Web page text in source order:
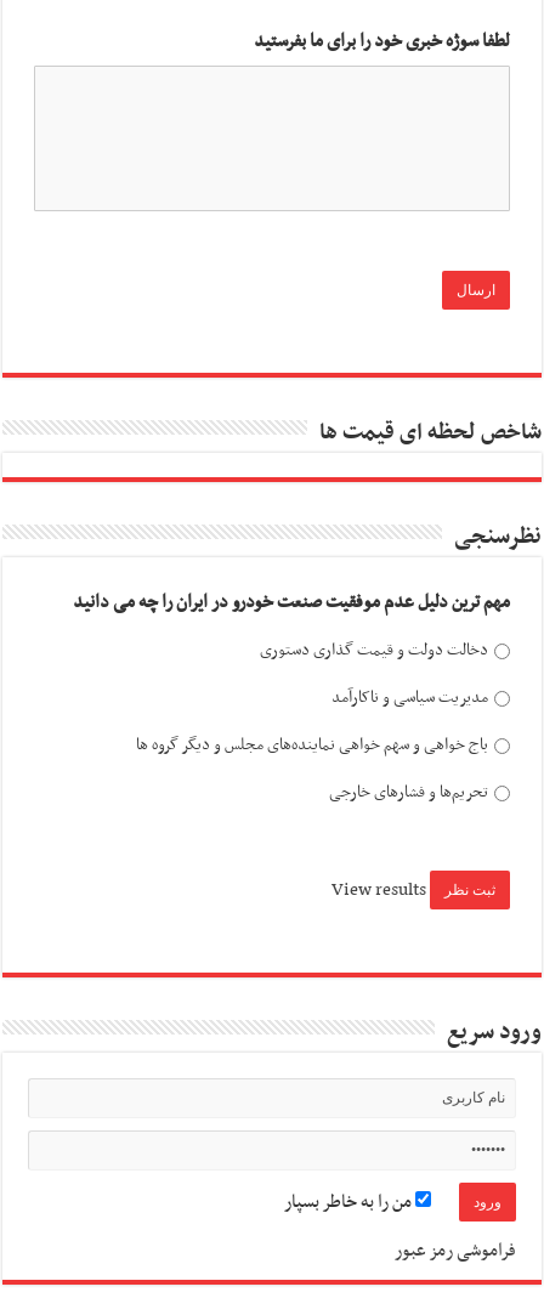
لطفا سوژه خبری خود را برای ما بفرستید
شاخص لحظه ای قیمت ها
نظرسنجی
مهم ترین دلیل عدم موفقیت صنعت خودرو در ایران را چه می دانید
دخالت دولت و قیمت گذاری دستوری
مدیریت سیاسی و ناکارآمد
باج خواهی و سهم خواهی نماینده‌های مجلس و دیگر گروه ها
تحریم‌ها و فشارهای خارجی
View results
ورود سریع
من را به خاطر بسپار
فراموشی رمز عبور